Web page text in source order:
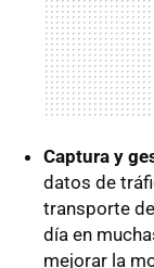
Captura y
datos de
transporte
día en
mejorar la